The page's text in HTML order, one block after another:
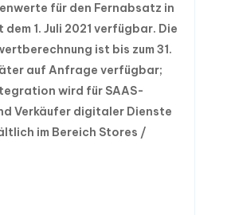
für den Fernabsatz in
1. Juli 2021 verfügbar. Die
ist bis zum 31.
auf Anfrage verfügbar;
wird für SAAS-
Verkäufer digitaler Dienste
im Bereich Stores /